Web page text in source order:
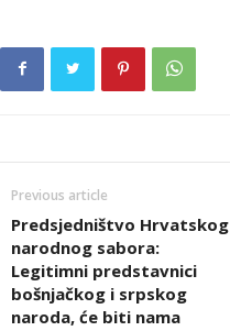
Previous article
Predsjedništvo Hrvatskog
narodnog sabora:
Legitimni predstavnici
bošnjačkog i srpskog
naroda, će biti nama